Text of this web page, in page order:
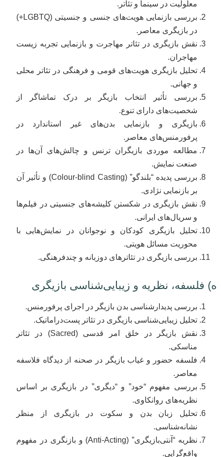
معلولیت در سینما و تئاتر.
بررسی بازنمایی هویت‌های جنسی و جنسیتی (LGBTQ+)
در بازیگری معاصر.
نقش بازیگری در تئاتر مهاجرت و بازنمایی تجربه زیست
مهاجران.
تحلیل بازیگری هویت‌های قومی و فرهنگی در تئاتر محلی
و جهانی.
بررسی تأثیر انتخاب بازیگر بر درک تماشاگر از
شخصیت‌های دارای تنوع.
بازیگری و بازنمایی بدن‌های غیر استاندارد در
پرفورمنس‌های معاصر.
مطالعه موردی بازیگران ترنس و چالش‌های آن‌ها در
صنعت نمایش.
بررسی پدیده “بلندگو” (Colour-blind Casting) و تأثیر آن
بر بازنمایی نژادی.
نقش بازیگری در شکستن کلیشه‌های جنسیتی در فیلم‌ها
و سریال‌های ایرانی.
تحلیل بازیگری کودکان و نوجوانان در نمایش‌هایی با
محوریت مسائل هویتی.
بررسی بازیگری در تئاترهای دوزبانه و چندفرهنگی.
ه) فلسفه، نظریه و زیبایی‌شناسی بازیگری
بررسی پدیدارشناسی بدن بازیگر در اجرای پرفورمنس.
تحلیل زیبایی‌شناسی بازیگری در تئاتر پست‌دراماتیک.
نقش بازیگر در خلق امر قدسی (Sacred) در تئاتر
مناسکی.
فلسفه حضور و غیاب بازیگر در صحنه از دیدگاه فلاسفه
معاصر.
بررسی مفهوم “خود” و “دیگری” در بازیگری بر اساس
نظریه‌های روانکاوی.
تحلیل زبان بدن و سکوت در بازیگری از منظر
نشانه‌شناسی.
نظریه “آنتی‌بازیگری” (Anti-Acting) و بازنگری در مفهوم
واقع‌گرایی.